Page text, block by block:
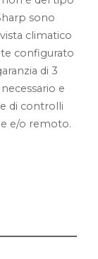
sono
climatico
configurato
di 3
e
di controlli
e/o remoto.